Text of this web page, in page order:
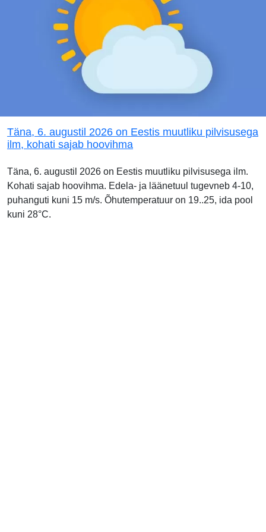
Täna, 6. augustil 2026 on Eestis muutliku pilvisusega
ilm, kohati sajab hoovihma
Täna, 6. augustil 2026 on Eestis muutliku pilvisusega ilm.
Kohati sajab hoovihma. Edela- ja läänetuul tugevneb 4-10,
puhanguti kuni 15 m/s. Õhutemperatuur on 19..25, ida pool
kuni 28°C.